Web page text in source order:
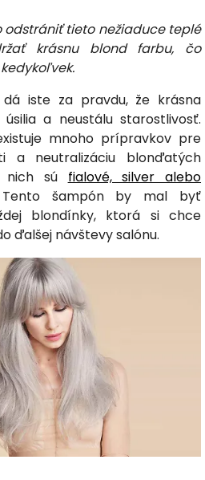
odstrániť tieto nežiaduce teplé
krásnu blond farbu, čo
iste za pravdu, že krásna
a neustálu starostlivosť.
mnoho prípravkov pre
a neutralizáciu blonďatých
nich sú fialové, silver alebo
šampón by mal byť
blondínky, ktorá si chce
ďalšej návštevy salónu.